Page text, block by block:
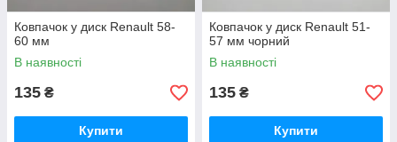
Ковпачок у диск Renault 58-
60 мм
В наявності
135 ₴
Купити
Ковпачок у диск Renault 51-
57 мм чорний
В наявності
135 ₴
Купити